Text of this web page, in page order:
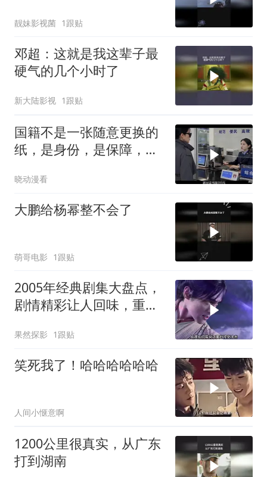
靓妹影视菌 1跟贴
邓超：这就是我这辈子最
硬气的几个小时了
新大陆影视 1跟贴
国籍不是一张随意更换的
纸，是身份，是保障，是
晓动漫看
大鹏给杨幂整不会了
萌哥电影 1跟贴
2005年经典剧集大盘点，
剧情精彩让人回味，重温
果然探影 1跟贴
笑死我了！哈哈哈哈哈哈
人间小惬意啊
1200公里很真实，从广东
打到湖南